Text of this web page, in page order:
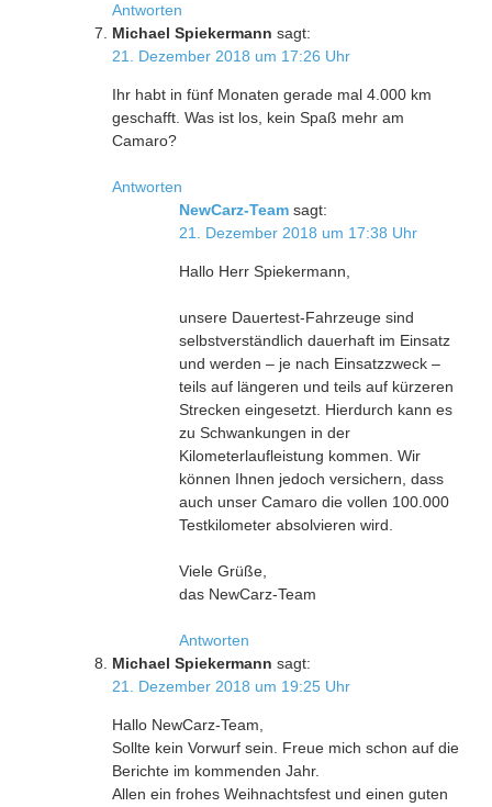
Antworten
Michael Spiekermann sagt:
21. Dezember 2018 um 17:26 Uhr
Ihr habt in fünf Monaten gerade mal 4.000 km
geschafft. Was ist los, kein Spaß mehr am
Camaro?
Antworten
NewCarz-Team sagt:
21. Dezember 2018 um 17:38 Uhr
Hallo Herr Spiekermann,
unsere Dauertest-Fahrzeuge sind
selbstverständlich dauerhaft im Einsatz
und werden – je nach Einsatzzweck –
teils auf längeren und teils auf kürzeren
Strecken eingesetzt. Hierdurch kann es
zu Schwankungen in der
Kilometerlaufleistung kommen. Wir
können Ihnen jedoch versichern, dass
auch unser Camaro die vollen 100.000
Testkilometer absolvieren wird.
Viele Grüße,
das NewCarz-Team
Antworten
Michael Spiekermann sagt:
21. Dezember 2018 um 19:25 Uhr
Hallo NewCarz-Team,
Sollte kein Vorwurf sein. Freue mich schon auf die
Berichte im kommenden Jahr.
Allen ein frohes Weihnachtsfest und einen guten